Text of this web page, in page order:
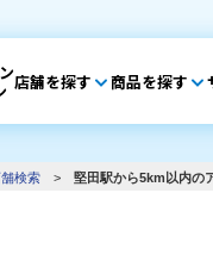
店舗を探す 商品を探す
舗検索 > 堅田駅から5km以内の